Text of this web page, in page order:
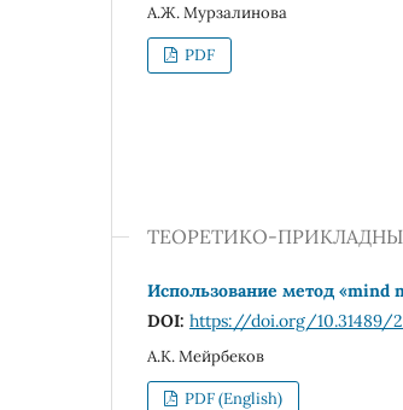
А.Ж. Мурзалинова
PDF
ТЕОРЕТИКО-
Использование метод «mind
DOI: https://doi.org/10.31489/
А.К. Мейрбеков
PDF (English)